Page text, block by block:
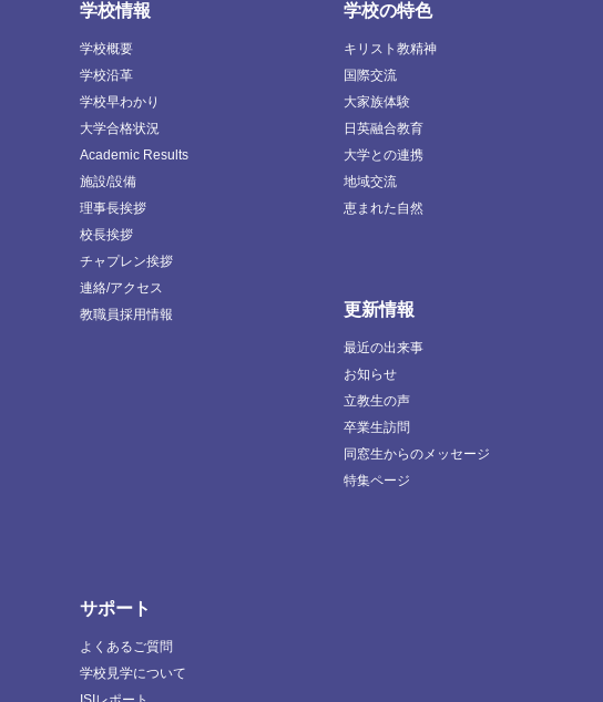
学校情報
学校概要
学校沿革
学校早わかり
大学合格状況
Academic Results
施設/設備
理事長挨拶
校長挨拶
チャプレン挨拶
連絡/アクセス
教職員採用情報
学校の特色
キリスト教精神
国際交流
大家族体験
日英融合教育
大学との連携
地域交流
恵まれた自然
更新情報
最近の出来事
お知らせ
立教生の声
卒業生訪問
同窓生からのメッセージ
特集ページ
サポート
よくあるご質問
学校見学について